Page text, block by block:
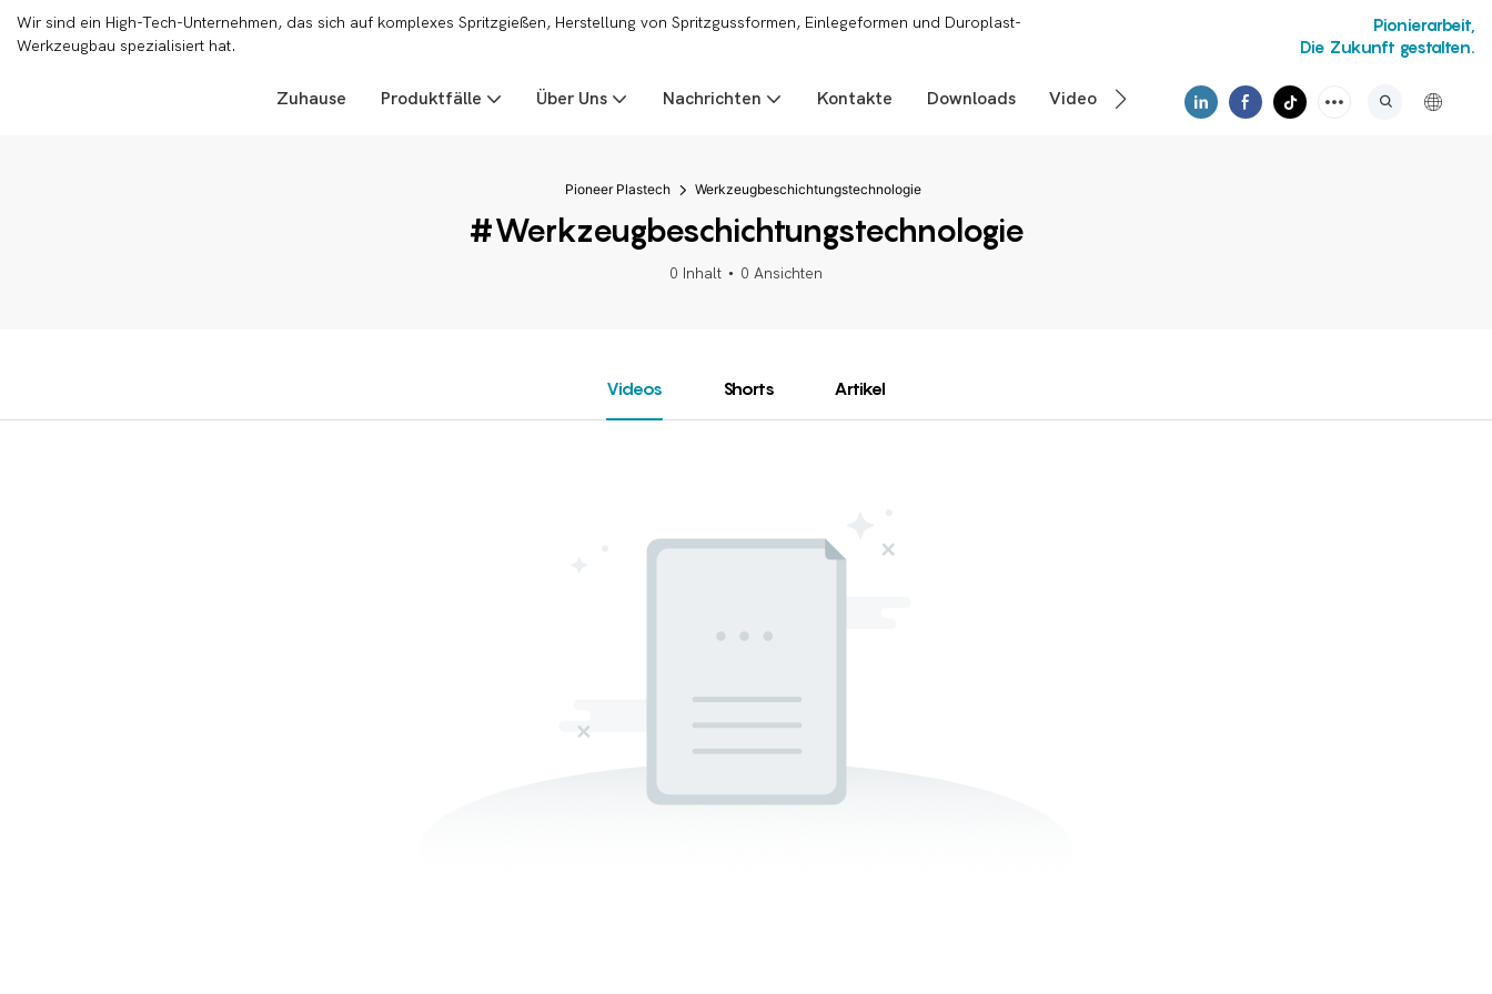
Wir sind ein High-Tech-Unternehmen, das sich auf komplexes Spritzgießen, Herstellung von Spritzgussformen, Einlegeformen und Duroplast-
Werkzeugbau spezialisiert hat.
Pionierarbeit,
Die Zukunft gestalten.
Zuhause Produktfälle Über Uns Nachrichten Kontakte Downloads Video
Pioneer Plastech Werkzeugbeschichtungstechnologie
#Werkzeugbeschichtungstechnologie
0 Inhalt 0 Ansichten
Videos Shorts Artikel